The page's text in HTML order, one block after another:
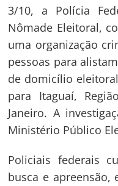
3/10, a Polícia
Nômade Eleitoral,
uma organização
pessoas para
de domicílio
para Itaguaí,
Janeiro. A
Ministério Público
Policiais federais
busca e apreensão,